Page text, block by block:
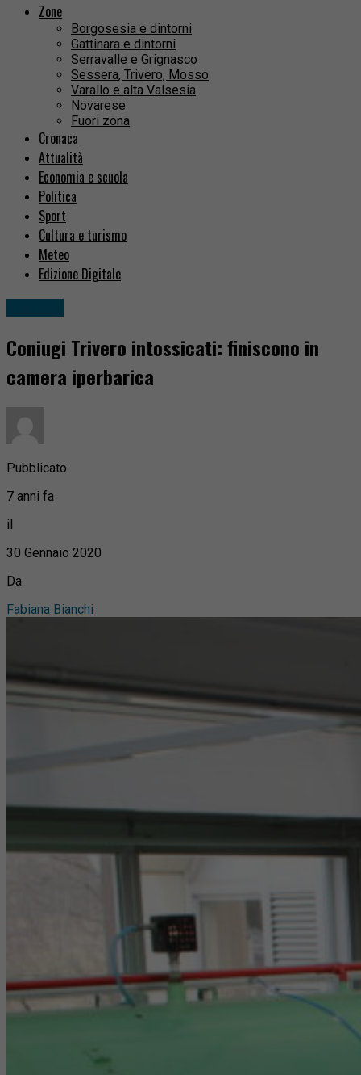
Zone
Borgosesia e dintorni
Gattinara e dintorni
Serravalle e Grignasco
Sessera, Trivero, Mosso
Varallo e alta Valsesia
Novarese
Fuori zona
Cronaca
Attualità
Economia e scuola
Politica
Sport
Cultura e turismo
Meteo
Edizione Digitale
Coniugi Trivero intossicati: finiscono in
camera iperbarica
Pubblicato
7 anni fa
il
30 Gennaio 2020
Da
Fabiana Bianchi